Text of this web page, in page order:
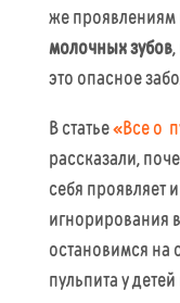
же проявлениям
молочных зубов,
это опасное
В статье«Все о
рассказали,
себя проявляет
игнорирования
остановимся на
пульпита у